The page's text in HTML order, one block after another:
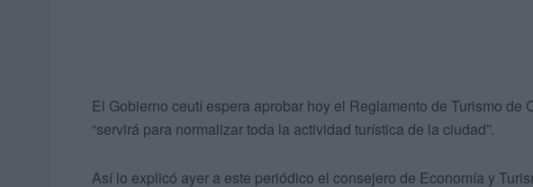
El Gobierno ceutí espera aprobar hoy el Reglamento de Turismo de
“servirá para normalizar toda la actividad turística de la ciudad”.
Así lo explicó ayer a este periódico el consejero de Economía y